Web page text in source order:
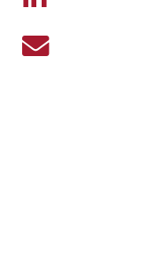
RIVEDI